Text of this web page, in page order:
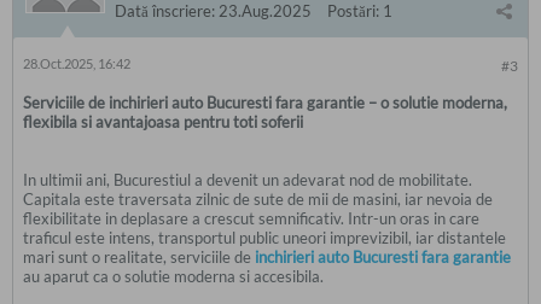
Dată înscriere: 23.Aug.2025 Postări: 1
#3
28.Oct.2025, 16:42
Serviciile de inchirieri auto Bucuresti fara garantie – o solutie moderna,
flexibila si avantajoasa pentru toti soferii
In ultimii ani, Bucurestiul a devenit un adevarat nod de mobilitate.
Capitala este traversata zilnic de sute de mii de masini, iar nevoia de
flexibilitate in deplasare a crescut semnificativ. Intr-un oras in care
traficul este intens, transportul public uneori imprevizibil, iar distantele
mari sunt o realitate, serviciile de inchirieri auto Bucuresti fara garantie
au aparut ca o solutie moderna si accesibila.